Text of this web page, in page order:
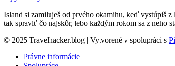
Island si zamiluješ od prvého okamihu, keď vystúpiš
tak spraviť čo najskôr, lebo každým rokom sa z neho
© 2025 Travelhacker.blog | Vytvorené v spolupráci s
Právne informácie